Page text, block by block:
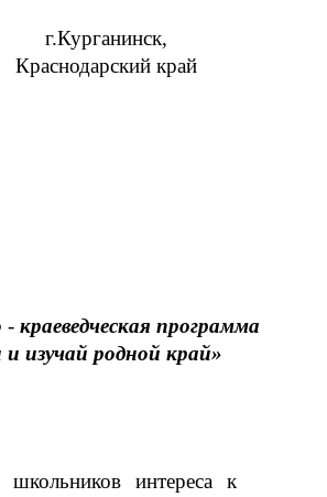
г.Курганинск,
Краснодарский край
-краеведческая программа
изучай родной край»
школьников интереса к